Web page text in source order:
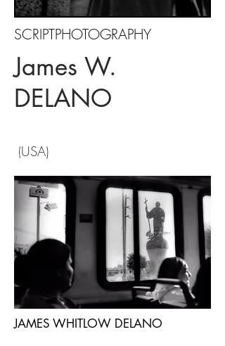
SCRIPTPHOTOGRAPHY
James W.
DELANO
(USA)
JAMES WHITLOW DELANO